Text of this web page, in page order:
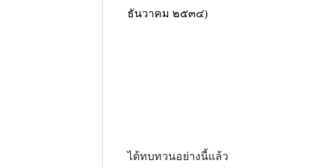
ธันวาคม ๒๕๓๔)
ได้ทบทวนอย่างนี้แล้ว